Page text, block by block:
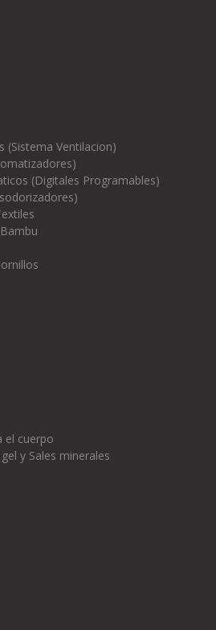
(Sistema Ventilacion)
(Digitales Programables)
el cuerpo
y Sales minerales